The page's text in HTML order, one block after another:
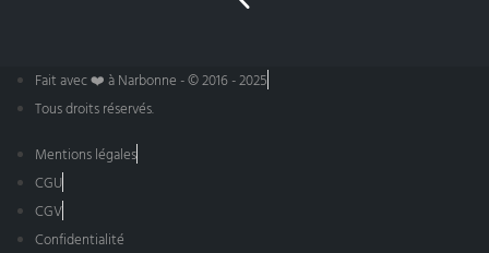
Fait avec ❤️ à Narbonne - © 2016 - 2025
Tous droits réservés.
Mentions légales
CGU
CGV
Confidentialité